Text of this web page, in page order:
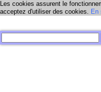
Les cookies assurent le
acceptez d'utiliser des cookies. En